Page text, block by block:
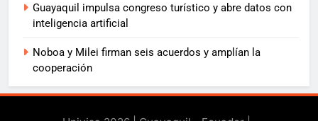
Guayaquil impulsa congreso turístico y abre datos con
inteligencia artificial
Noboa y Milei firman seis acuerdos y amplían la
cooperación